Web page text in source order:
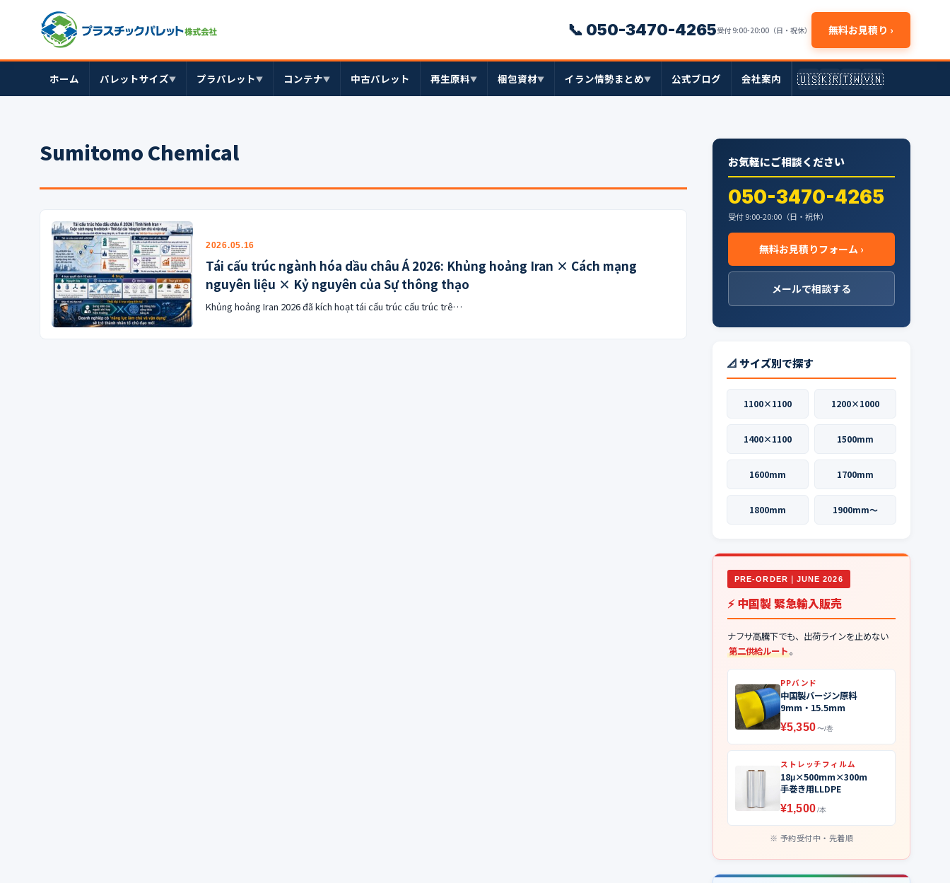
📞 050-3470-4265受付 9:00-20:00（日・祝休） 無料お見積り ›
ホーム パレットサイズ▼ プラパレット▼ コンテナ▼ 中古パレット 再生原料▼ 梱包資材▼ イラン情勢まとめ▼ 公式ブログ 会社案内 🇺🇸🇰🇷🇹🇼🇻🇳
Sumitomo Chemical
2026.05.16
Tái cấu trúc ngành hóa dầu châu Á 2026: Khủng hoảng Iran × Cách mạng
nguyên liệu × Kỷ nguyên của Sự thông thạo
Khủng hoảng Iran 2026 đã kích hoạt tái cấu trúc cấu trúc trê…
お気軽にご相談ください
050-3470-4265
受付 9:00-20:00（日・祝休）
無料お見積りフォーム ›
メールで相談する
📐 サイズ別で探す
1100×1100 1200×1000
1400×1100 1500mm
1600mm 1700mm
1800mm 1900mm〜
PRE-ORDER｜JUNE 2026
⚡ 中国製 緊急輸入販売
ナフサ高騰下でも、出荷ラインを止めない
第二供給ルート。
PPバンド
中国製バージン原料
9mm・15.5mm
¥5,350〜/巻
ストレッチフィルム
18μ×500mm×300m
手巻き用LLDPE
¥1,500/本
予約受付中・先着順